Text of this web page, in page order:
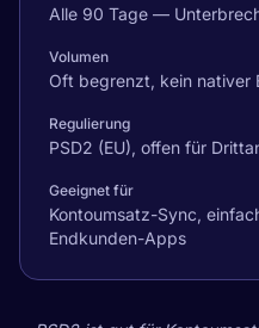
Alle 90 Tage —
Volumen
Oft begrenzt, kein nativer
Regulierung
PSD2 (EU), offen für
Geeignet für
Kontoumsatz-Sync,
Endkunden-Apps